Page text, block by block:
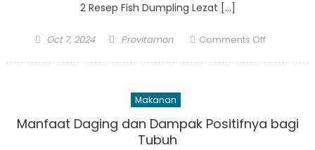
2 Resep Fish Dumpling Lezat […]
Posted
Oct 7, 2024 Author
Provitamon Comments Offon
Lezat
Makanan
Manfaat Daging dan Dampak Positifnya bagi
Tubuh